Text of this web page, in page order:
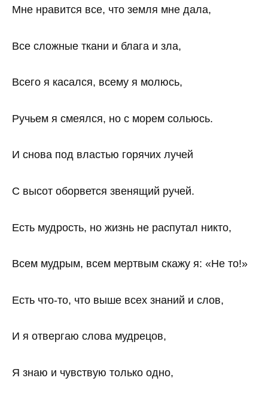
Мне нравится все, что земля мне дала,
Все сложные ткани и блага и зла,
Всего я касался, всему я молюсь,
Ручьем я смеялся, но с морем сольюсь.
И снова под властью горячих лучей
С высот оборвется звенящий ручей.
Есть мудрость, но жизнь не распутал никто,
Всем мудрым, всем мертвым скажу я: «Не то!»
Есть что-то, что выше всех знаний и слов,
И я отвергаю слова мудрецов,
Я знаю и чувствую только одно,